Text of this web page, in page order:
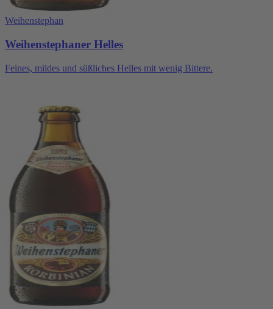
Weihenstephan
Weihenstephaner Helles
Feines, mildes und süßliches Helles mit wenig Bittere.